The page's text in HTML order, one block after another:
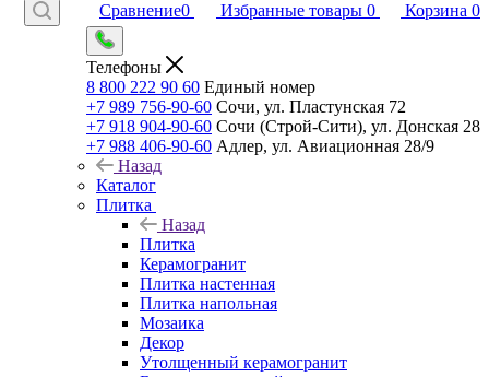
Сравнение0 Избранные товары 0 Корзина 0
Телефоны
8 800 222 90 60 Единый номер
+7 989 756-90-60 Сочи, ул. Пластунская 72
+7 918 904-90-60 Сочи (Строй-Сити), ул. Донская 28
+7 988 406-90-60 Адлер, ул. Авиационная 28/9
Назад
Каталог
Плитка
Назад
Плитка
Керамогранит
Плитка настенная
Плитка напольная
Мозаика
Декор
Утолщенный керамогранит